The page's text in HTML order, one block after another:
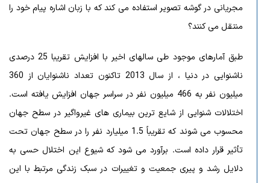
مجریانی در گوشه تصویر استفاده می کند که با زبان اشاره پیام خود را
منتقل می کنند؟
طبق آمارهای موجود طی سالهای اخیر با افزایش تقریبا 25 درصدی
ناشنوایی در دنیا ، از سال 2013 تاکنون تعداد ناشنوایان از 360
میلیون نفر به 466 میلیون نفر در سراسر جهان افزایش یافته است.
اختلالات شنوایی از شایع ترین بیماری های غیرواگیر در سطح جهان
محسوب می شوند که تقریباً 1.5 میلیارد نفر را در سطح جهان تحت
تأثیر قرار داده است. برآورد می شود که شیوع این اختلال حسی به
دلایل رشد و پیری جمعیت و تغییرات در سبک زندگی مرتبط با این